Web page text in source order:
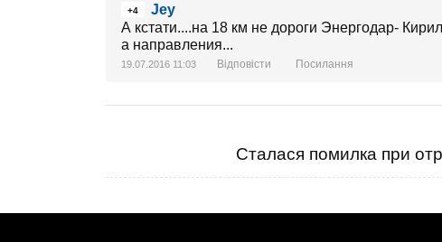
+4
Jey
А кстати....на 18 км не дороги Энергодар-
а направления...
19.07.2016 11:03 Відповісти Посилання
Сталася помилка при